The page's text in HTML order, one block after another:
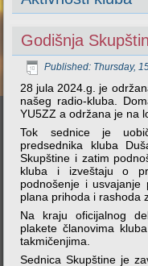
Godišnja
Published: Thursday,
28 jula 2024.g. je
našeg radio-kluba.
YU5ZZ a održana je na
Tok sednice je
predsednika kluba
Skupštine i zatim
kluba i izveštaju o
podnošenje i
plana prihoda i rashoda
Na kraju oficijalnog
plakete članovima
takmičenjima.
Sednica Skupštine je